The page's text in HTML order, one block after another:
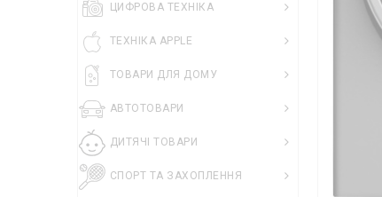
ЦИФРОВА ТЕХНІКА
ТЕХНІКА APPLE
ТОВАРИ ДЛЯ ДОМУ
АВТОТОВАРИ
ДИТЯЧІ ТОВАРИ
СПОРТ ТА ЗАХОПЛЕННЯ